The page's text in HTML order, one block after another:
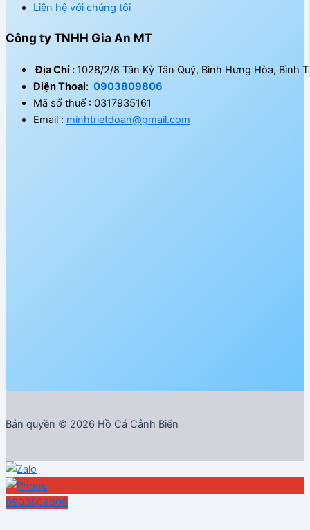
Liên hệ với chúng tôi
Công ty TNHH Gia An MT
Địa Chỉ :1028/2/8 Tân Kỳ Tân Quý, Bình Hưng Hòa, Bình
Điện Thoai: 0903809806
Mã số thuế : 0317935161
Email : minhtrietdoan@gmail.com
Bản quyền © 2026 Hồ Cá Cảnh Biển
0903809806